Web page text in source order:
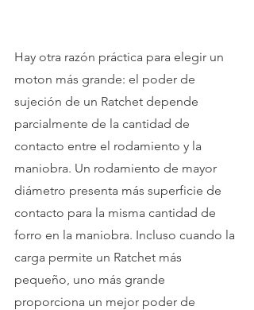
Hay otra razón práctica para elegir un
moton más grande: el poder de
sujeción de un Ratchet depende
parcialmente de la cantidad de
contacto entre el rodamiento y la
maniobra. Un rodamiento de mayor
diámetro presenta más superficie de
contacto para la misma cantidad de
forro en la maniobra. Incluso cuando la
carga permite un Ratchet más
pequeño, uno más grande
proporciona un mejor poder de